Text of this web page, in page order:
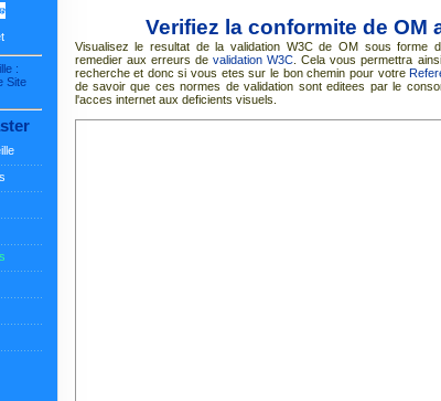
Verifiez la conformite de OM
Visualisez le resultat de la validation W3C de OM sous forme
remedier aux erreurs de validation W3C. Cela vous permettra
recherche et donc si vous etes sur le bon chemin pour votre
de savoir que ces normes de validation sont editees par le
l'acces internet aux deficients visuels.